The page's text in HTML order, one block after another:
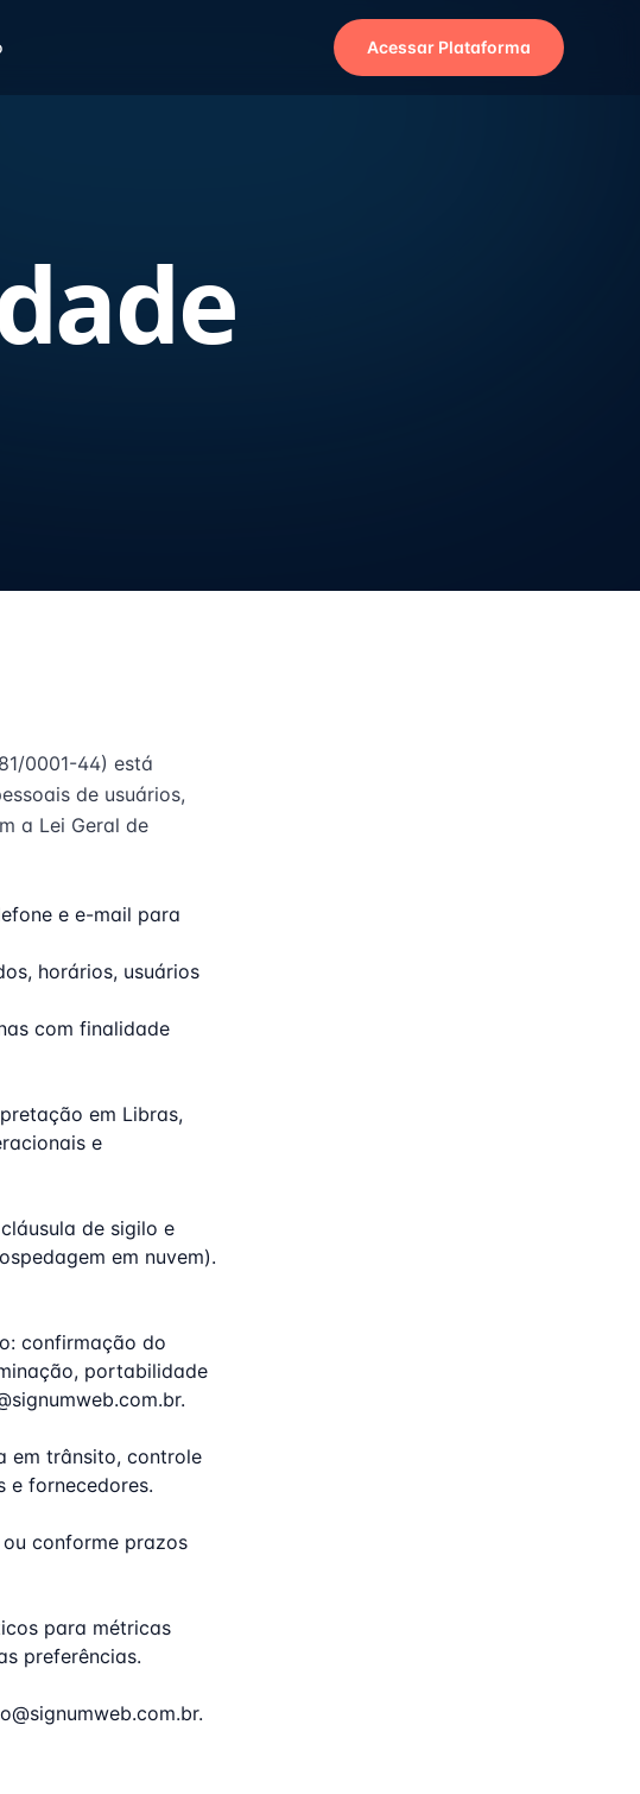
Acessar Plataforma
0001-44) está
de usuários,
a Lei Geral de
e e-mail para
horários, usuários
com finalidade
em Libras,
e
de sigilo e
em nuvem).
confirmação do
portabilidade
.
em trânsito, controle
e fornecedores.
conforme prazos
para métricas
preferências.
.